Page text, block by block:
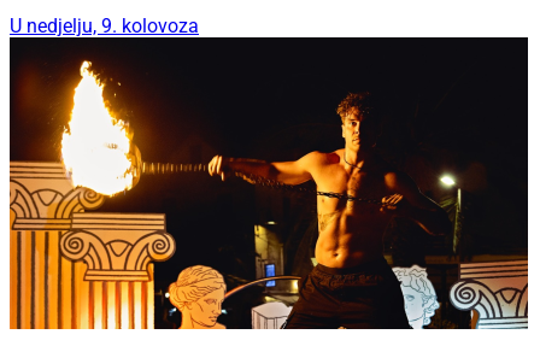
U nedjelju, 9. kolovoza